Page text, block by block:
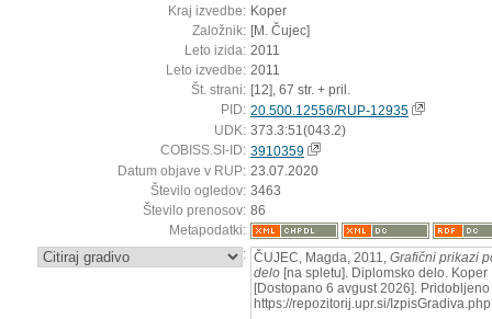
Kraj izvedbe: Koper
Založnik: [M. Čujec]
Leto izida: 2011
Leto izvedbe: 2011
Št. strani: [12], 67 str. + pril.
PID: 20.500.12556/RUP-12935
UDK: 373.3:51(043.2)
COBISS.SI-ID: 3910359
Datum objave v RUP: 23.07.2020
Število ogledov: 3463
Število prenosov: 86
Metapodatki:
: ČUJEC, Magda, 2011, Grafični prikazi
delo [na spletu]. Diplomsko delo. Koper
[Dostopano 6 avgust 2026]. Pridobljeno
https://repozitorij.upr.si/